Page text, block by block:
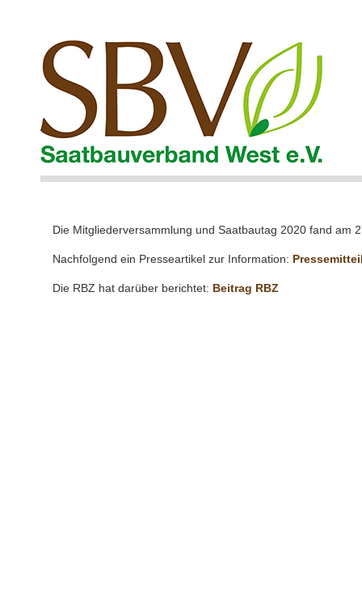
Die Mitgliederversammlung und Saatbautag 2020 fand am
Nachfolgend ein Presseartikel zur Information:
Die RBZ hat darüber berichtet: Beitrag RBZ